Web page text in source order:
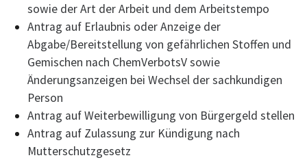
sowie der Art der Arbeit und dem Arbeitstempo
Antrag auf Erlaubnis oder Anzeige der
Abgabe/Bereitstellung von gefährlichen Stoffen und
Gemischen nach ChemVerbotsV sowie
Änderungsanzeigen bei Wechsel der sachkundigen
Person
Antrag auf Weiterbewilligung von Bürgergeld stellen
Antrag auf Zulassung zur Kündigung nach
Mutterschutzgesetz